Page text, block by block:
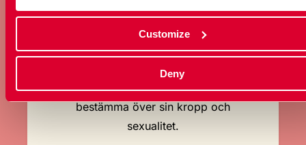
Customize
Deny
BLI MEDLEM
Ta ställning för allas rätt att
bestämma över sin kropp och
sexualitet.